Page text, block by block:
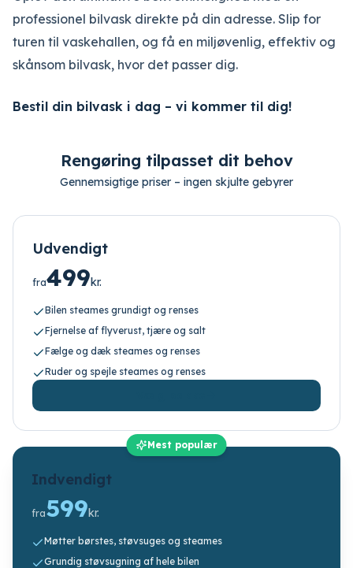
professionel bilvask direkte på din adresse. Slip for
turen til vaskehallen, og få en miljøvenlig, effektiv og
skånsom bilvask, hvor det passer dig.
Bestil din bilvask i dag – vi kommer til dig!
Rengøring tilpasset dit behov
Gennemsigtige priser – ingen skjulte gebyrer
Udvendigt
fra499kr.
Bilen steames grundigt og renses
Fjernelse af flyverust, tjære og salt
Fælge og dæk steames og renses
Ruder og spejle steames og renses
Mest populær
Indvendigt
fra599kr.
Møtter børstes, støvsuges og steames
Grundig støvsugning af hele bilen